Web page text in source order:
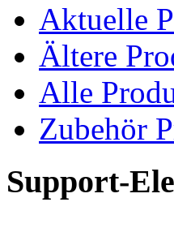
Aktuelle
Ältere
Alle
Zubehör
Support-